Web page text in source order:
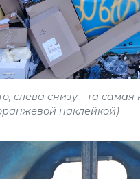
слева снизу - та самая
наклейкой)